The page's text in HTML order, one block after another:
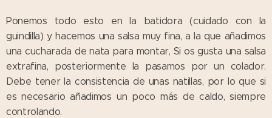
Ponemos todo esto en la batidora (cuidado con la
guindilla) y hacemos una salsa muy fina, a la que añadimos
una cucharada de nata para montar, Si os gusta una salsa
extrafina, posteriormente la pasamos por un colador.
Debe tener la consistencia de unas natillas, por lo que si
es necesario añadimos un poco más de caldo, siempre
controlando.